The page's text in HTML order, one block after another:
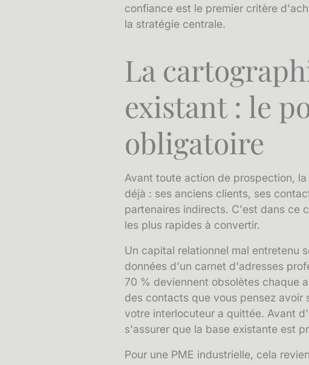
confiance est le premier critère
la stratégie centrale.
La
existant : le
obligatoire
Avant toute action de prospection,
déjà : ses anciens clients, ses
partenaires indirects. C'est dans ce
les plus rapides à convertir.
Un capital relationnel mal entretenu
données d'un carnet d'adresses
70 % deviennent obsolètes chaque
des contacts que vous pensez avoir
votre interlocuteur a quittée. Avant
s'assurer que la base existante est
Pour une PME industrielle, cela